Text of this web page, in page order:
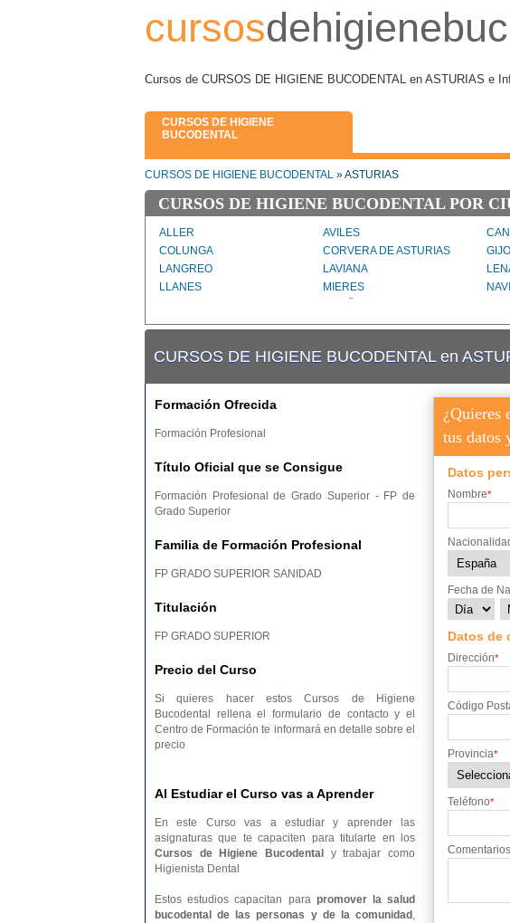
cursos
Cursos de CURSOS DE HIGIENE BUCODENTAL en ASTURIAS e
CURSOS DE HIGIENE
BUCODENTAL
CURSOS DE HIGIENE BUCODENTAL » ASTURIAS
CURSOS DE HIGIENE BUCODENTAL POR
ALLER AVILES
COLUNGA
CORVERA DE ASTURIAS
LANGREO
LAVIANA
LLANES
MIERES
SALAS
SAN MARTIN DEL REY
VEGADEO VILLAVICIOSA
CURSOS DE HIGIENE BUCODENTAL en
¿Quieres
tus datos
Datos
Nombre*
Fecha de
Datos de
Dirección*
Código
Provincia*
Teléfono*
Formación Ofrecida
Formación Profesional
Título Oficial que se Consigue
Formación Profesional de Grado Superior - FP de
Grado Superior
Familia de Formación Profesional
FP GRADO SUPERIOR SANIDAD
Titulación
FP GRADO SUPERIOR
Precio del Curso
Si quieres hacer estos Cursos de Higiene
Bucodental rellena el formulario de contacto y el
Centro de Formación te informará en detalle sobre el
precio
Al Estudiar el Curso vas a Aprender
En este Curso vas a estudiar y aprender las
asignaturas que te capaciten para titularte en los
Cursos de Higiene Bucodental
y trabajar como
Higienista Dental
Estos estudios capacitan para promover la salud
bucodental de las personas y de la comunidad ,